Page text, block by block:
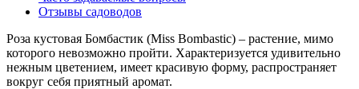
Отзывы садоводов
Роза кустовая Бомбастик (Miss Bombastic) – растение, мимо
которого невозможно пройти. Характеризуется удивительно
нежным цветением, имеет красивую форму, распространяет
вокруг себя приятный аромат.